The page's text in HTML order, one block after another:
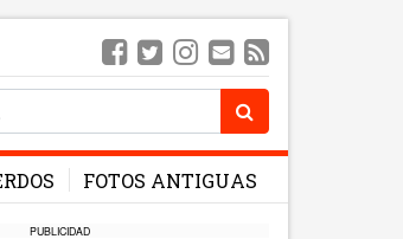
FOTOS ANTIGUAS
PUBLICIDAD